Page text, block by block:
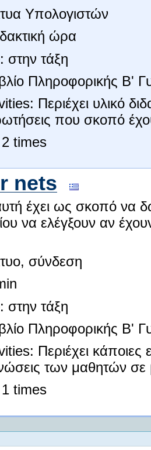
Υπολογιστών
ώρα
στην τάξη
Πληροφορικής Β'
Περιέχει υλικό
που σκοπό
times
nets
έχει ως σκοπό να
να ελέγξουν αν
σύνδεση
στην τάξη
Πληροφορικής Β'
Περιέχει
των μαθητών σε
times